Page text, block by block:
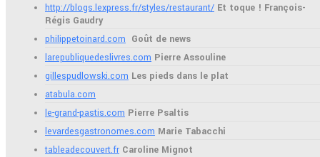
http://blogs.lexpress.fr/styles/restaurant/ Et toque ! François-
Régis Gaudry
philippetoinard.com Goût de news
larepubliquedeslivres.com Pierre Assouline
gillespudlowski.com Les pieds dans le plat
atabula.com
le-grand-pastis.com Pierre Psaltis
levardesgastronomes.com Marie Tabacchi
tableadecouvert.fr Caroline Mignot